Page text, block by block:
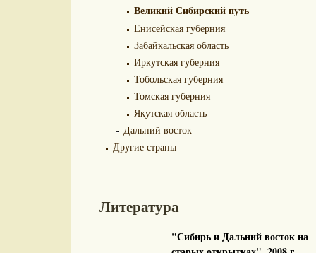
Великий Сибирский путь
Енисейская губерния
Забайкальская область
Иркутская губерния
Тобольская губерния
Томская губерния
Якутская область
Дальний восток
Другие страны
Литература
"Сибирь и Дальний восток на